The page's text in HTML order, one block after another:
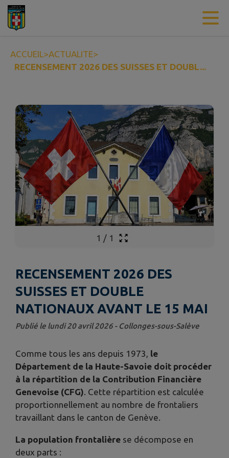
Contenu
ACCUEIL>ACTUALITE>
RECENSEMENT 2026 DES SUISSES ET DOUBL...
1 / 1
RECENSEMENT 2026 DES
SUISSES ET DOUBLE
NATIONAUX AVANT LE 15 MAI
Publié le lundi 20 avril 2026 - Collonges-sous-Salève
Comme tous les ans depuis 1973, le
Département de la Haute-Savoie doit procéder
à la répartition de la Contribution Financière
Genevoise (CFG). Cette répartition est calculée
proportionnellement au nombre de frontaliers
travaillant dans le canton de Genève.
La population frontalière se décompose en
deux parts :